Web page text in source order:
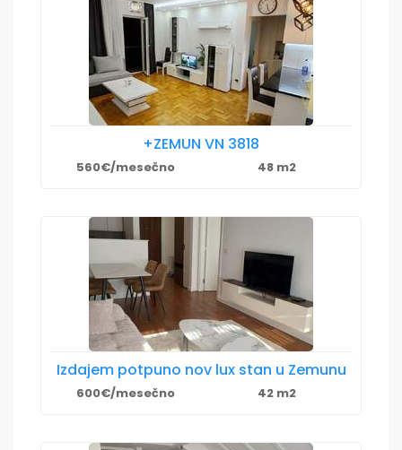
+ZEMUN VN 3818
560€/mesečno 48 m2
Izdajem potpuno nov lux stan u Zemunu
600€/mesečno 42 m2